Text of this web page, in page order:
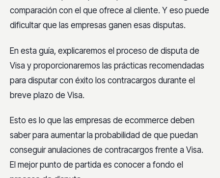
comparación con el que ofrece al cliente. Y eso puede
dificultar que las empresas ganen esas disputas.
En esta guía, explicaremos el proceso de disputa de
Visa y proporcionaremos las prácticas recomendadas
para disputar con éxito los contracargos durante el
breve plazo de Visa.
Esto es lo que las empresas de ecommerce deben
saber para aumentar la probabilidad de que puedan
conseguir anulaciones de contracargos frente a Visa.
El mejor punto de partida es conocer a fondo el